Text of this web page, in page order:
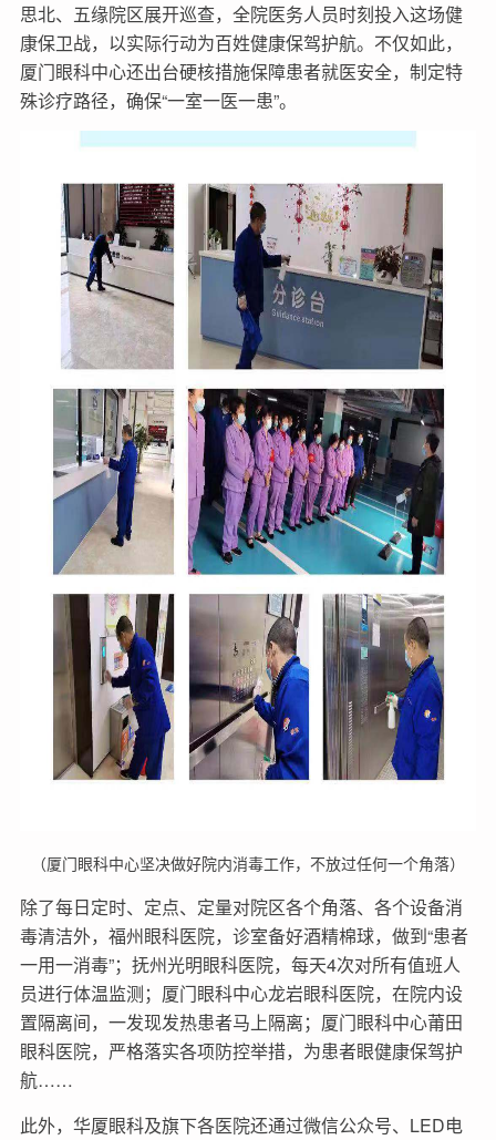
思北、五缘院区展开巡查，全院医务人员时刻投入这场健
康保卫战，以实际行动为百姓健康保驾护航。不仅如此，
厦门眼科中心还出台硬核措施保障患者就医安全，制定特
殊诊疗路径，确保“一室一医一患”。
（厦门眼科中心坚决做好院内消毒工作，不放过任何一个角落）
除了每日定时、定点、定量对院区各个角落、各个设备消
毒清洁外，福州眼科医院，诊室备好酒精棉球，做到“患者
一用一消毒”；抚州光明眼科医院，每天4次对所有值班人
员进行体温监测；厦门眼科中心龙岩眼科医院，在院内设
置隔离间，一发现发热患者马上隔离；厦门眼科中心莆田
眼科医院，严格落实各项防控举措，为患者眼健康保驾护
航……
此外，华厦眼科及旗下各医院还通过微信公众号、LED电